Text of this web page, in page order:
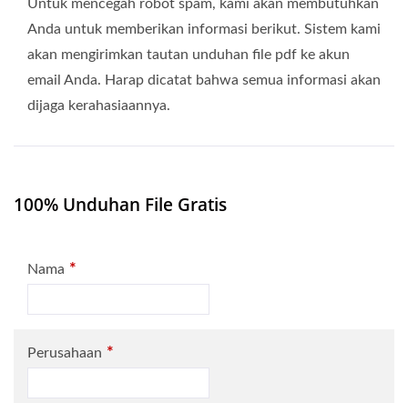
Untuk mencegah robot spam, kami akan membutuhkan
Anda untuk memberikan informasi berikut. Sistem kami
akan mengirimkan tautan unduhan file pdf ke akun
email Anda. Harap dicatat bahwa semua informasi akan
dijaga kerahasiaannya.
100% Unduhan File Gratis
Nama *
Perusahaan *